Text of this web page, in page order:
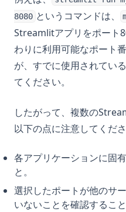
8080 というコマンドは、
Streamlitアプリをポート
わりに利用可能なポート
が、すでに使用されてい
てください。
したがって、複数の
以下の点に注意してくださ
各アプリケーションに固
と。
選択したポートが他のサ
いないことを確認すること